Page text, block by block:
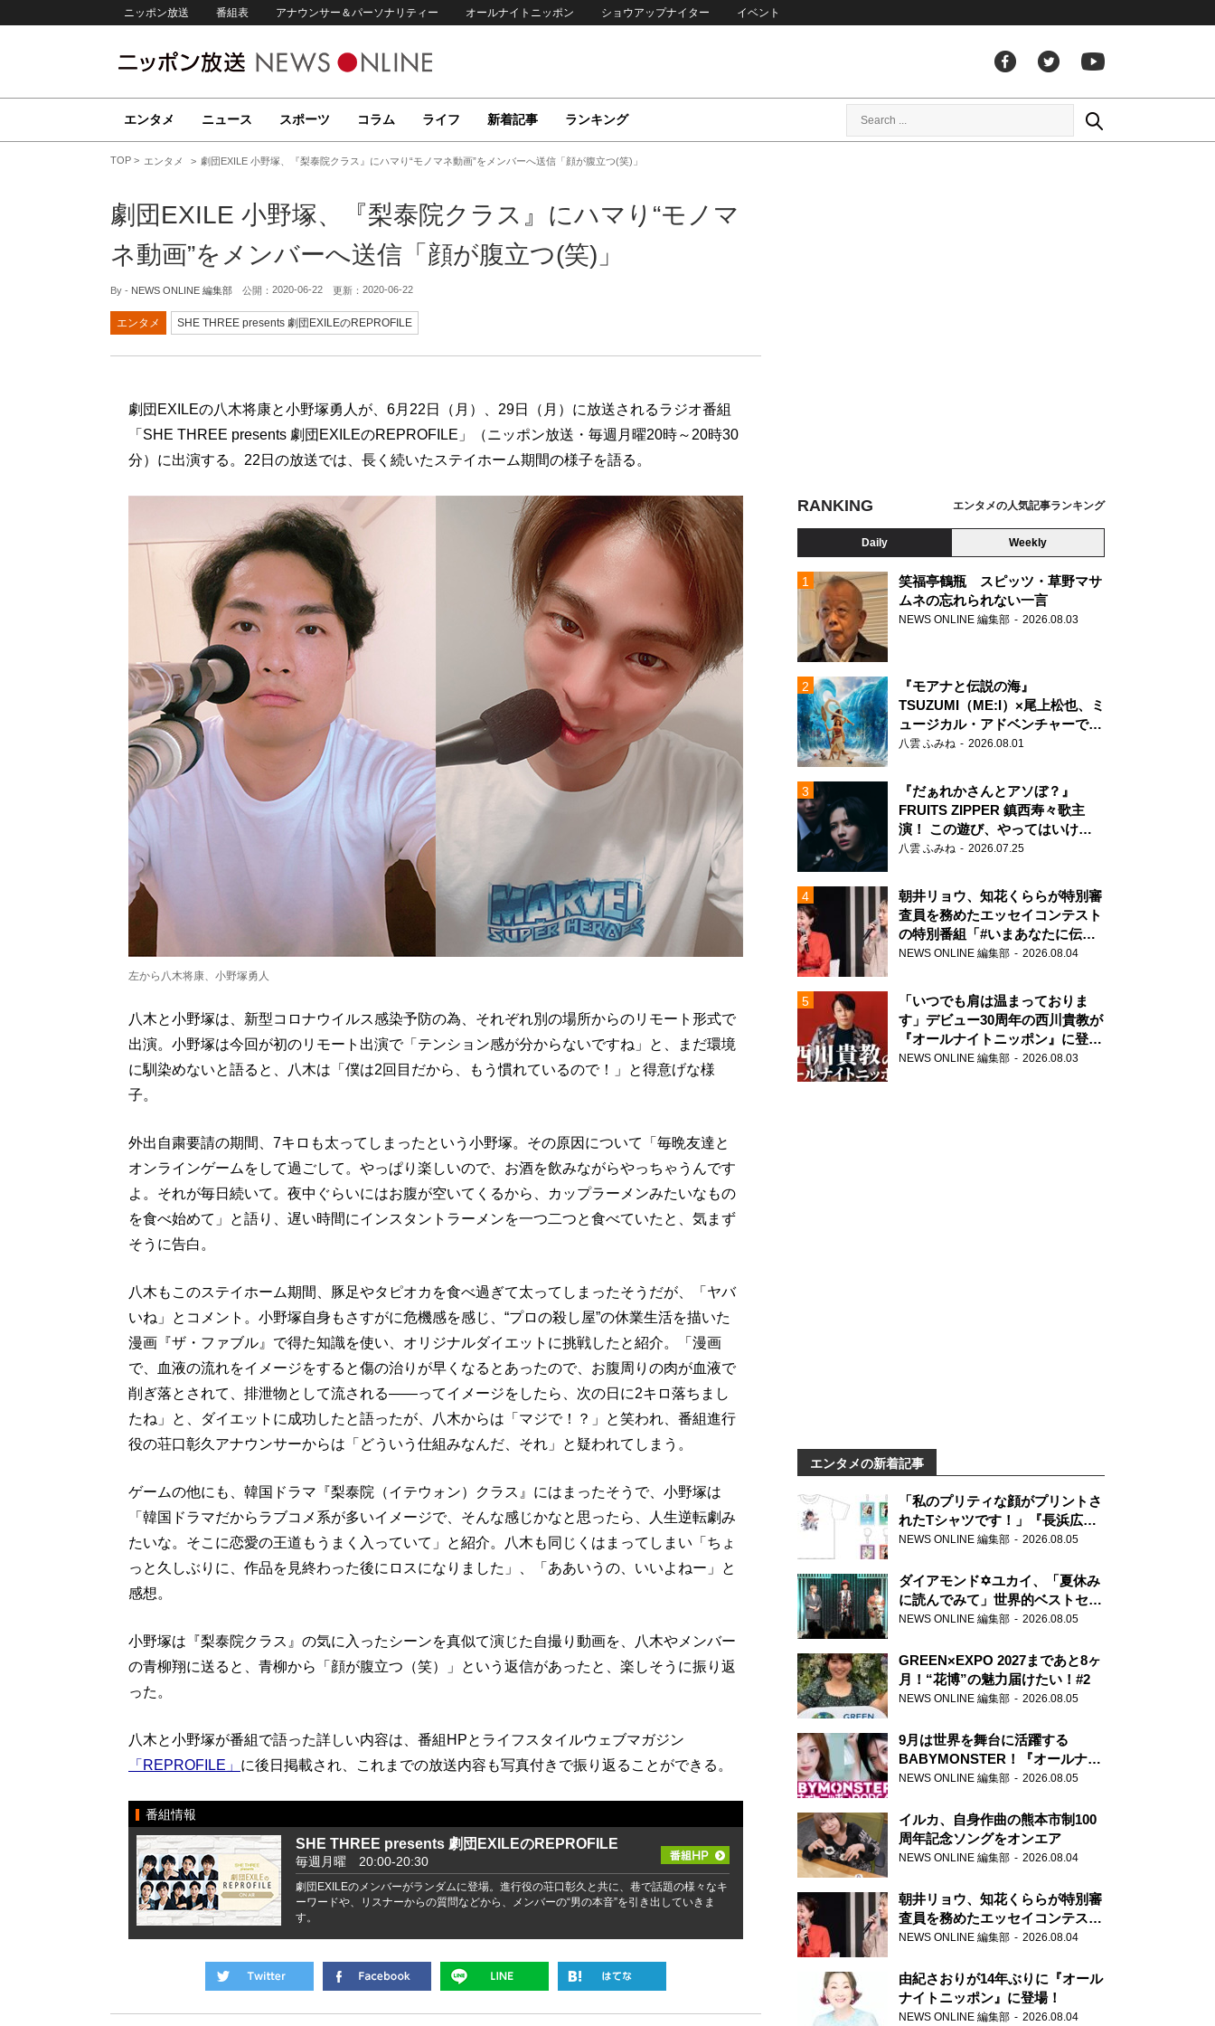
ニッポン放送 番組表 アナウンサー＆パーソナリティー オールナイトニッポン ショウアップナイター イベント
エンタメ ニュース スポーツ コラム ライフ 新着記事 ランキング
TOP エンタメ 劇団EXILE 小野塚、『梨泰院クラス』にハマり“モノマネ動画”をメンバーへ送信「顔が腹立つ(笑)」
劇団EXILE 小野塚、『梨泰院クラス』にハマり“モノマ
ネ動画”をメンバーへ送信「顔が腹立つ(笑)」
By - NEWS ONLINE 編集部 公開： 2020-06-22 更新： 2020-06-22
エンタメ SHE THREE presents 劇団EXILEのREPROFILE
劇団EXILEの八木将康と小野塚勇人が、6月22日（月）、29日（月）に放送されるラジオ番組
「SHE THREE presents 劇団EXILEのREPROFILE」（ニッポン放送・毎週月曜20時～20時30
分）に出演する。22日の放送では、長く続いたステイホーム期間の様子を語る。
左から八木将康、小野塚勇人
八木と小野塚は、新型コロナウイルス感染予防の為、それぞれ別の場所からのリモート形式で
出演。小野塚は今回が初のリモート出演で「テンション感が分からないですね」と、まだ環境
に馴染めないと語ると、八木は「僕は2回目だから、もう慣れているので！」と得意げな様
子。
外出自粛要請の期間、7キロも太ってしまったという小野塚。その原因について「毎晩友達と
オンラインゲームをして過ごして。やっぱり楽しいので、お酒を飲みながらやっちゃうんです
よ。それが毎日続いて。夜中ぐらいにはお腹が空いてくるから、カップラーメンみたいなもの
を食べ始めて」と語り、遅い時間にインスタントラーメンを一つ二つと食べていたと、気まず
そうに告白。
八木もこのステイホーム期間、豚足やタピオカを食べ過ぎて太ってしまったそうだが、「ヤバ
いね」とコメント。小野塚自身もさすがに危機感を感じ、“プロの殺し屋”の休業生活を描いた
漫画『ザ・ファブル』で得た知識を使い、オリジナルダイエットに挑戦したと紹介。「漫画
で、血液の流れをイメージをすると傷の治りが早くなるとあったので、お腹周りの肉が血液で
削ぎ落とされて、排泄物として流される――ってイメージをしたら、次の日に2キロ落ちまし
たね」と、ダイエットに成功したと語ったが、八木からは「マジで！？」と笑われ、番組進行
役の荘口彰久アナウンサーからは「どういう仕組みなんだ、それ」と疑われてしまう。
ゲームの他にも、韓国ドラマ『梨泰院（イテウォン）クラス』にはまったそうで、小野塚は
「韓国ドラマだからラブコメ系が多いイメージで、そんな感じかなと思ったら、人生逆転劇み
たいな。そこに恋愛の王道もうまく入っていて」と紹介。八木も同じくはまってしまい「ちょ
っと久しぶりに、作品を見終わった後にロスになりました」、「ああいうの、いいよねー」と
感想。
小野塚は『梨泰院クラス』の気に入ったシーンを真似て演じた自撮り動画を、八木やメンバー
の青柳翔に送ると、青柳から「顔が腹立つ（笑）」という返信があったと、楽しそうに振り返
った。
八木と小野塚が番組で語った詳しい内容は、番組HPとライフスタイルウェブマガジン
「REPROFILE」 に後日掲載され、これまでの放送内容も写真付きで振り返ることができる。
番組情報
SHE THREE presents 劇団EXILEのREPROFILE
毎週月曜 20:00-20:30
劇団EXILEのメンバーがランダムに登場。進行役の荘口彰久と共に、巷で話題の様々なキ
ーワードや、リスナーからの質問などから、メンバーの“男の本音”を引き出していきま
す。
RANKING エンタメの人気記事ランキング
Daily Weekly
笑福亭鶴瓶 スピッツ・草野マサ
ムネの忘れられない一言
NEWS ONLINE 編集部 2026.08.03
『モアナと伝説の海』
TSUZUMI（ME:I）×尾上松也、ミ
ュージカル・アドベンチャーで美
声を響かせる
八雲 ふみね 2026.08.01
『だぁれかさんとアソぼ？』
FRUITS ZIPPER 鎮西寿々歌主
演！ この遊び、やってはいけま
せん。
八雲 ふみね 2026.07.25
朝井リョウ、知花くららが特別審
査員を務めたエッセイコンテスト
の特別番組「#いまあなたに伝え
たいこと」
NEWS ONLINE 編集部 2026.08.04
「いつでも肩は温まっておりま
す」デビュー30周年の西川貴教が
『オールナイトニッポン』に登
場！
NEWS ONLINE 編集部 2026.08.03
エンタメの新着記事
「私のプリティな顔がプリントさ
れたTシャツです！」『長浜広奈
天下無双』初の番組グッズ発売
NEWS ONLINE 編集部 2026.08.05
ダイアモンド✡ユカイ、「夏休み
に読んでみて」世界的ベストセラ
ー『アナスタシア』を紹介
NEWS ONLINE 編集部 2026.08.05
GREEN×EXPO 2027まであと8ヶ
月！“花博”の魅力届けたい！#2
NEWS ONLINE 編集部 2026.08.05
9月は世界を舞台に活躍する
BABYMONSTER！『オールナイ
トニッポンPODCAST』月替わり
NEWS ONLINE 編集部 2026.08.05
イルカ、自身作曲の熊本市制100
周年記念ソングをオンエア
NEWS ONLINE 編集部 2026.08.04
朝井リョウ、知花くららが特別審
査員を務めたエッセイコンテスト
の特別番組「#いまあなたに伝え
NEWS ONLINE 編集部 2026.08.04
由紀さおりが14年ぶりに『オール
ナイトニッポン』に登場！
NEWS ONLINE 編集部 2026.08.04